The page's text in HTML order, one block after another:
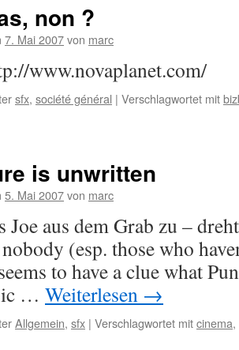
non ?
7. Mai 2007von marc
www.novaplanet.com/
sfx, société général | Verschlagwortet mit
is unwritten
5. Mai 2007von marc
aus dem Grab zu –
(esp. those who
to have a clue what
… Weiterlesen →
Allgemein, sfx | Verschlagwortet mitcinema,